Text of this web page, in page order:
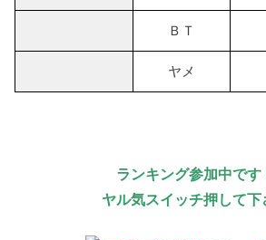
ＢＴ
ヤメ
ランキング参加中です
ヤル気スイッチ押して下